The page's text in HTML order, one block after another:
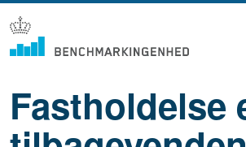
Fastholdelse